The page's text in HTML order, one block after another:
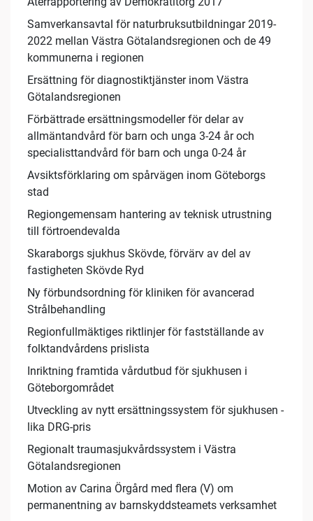
Samverkansavtal för naturbruksutbildningar 2019-
2022 mellan Västra Götalandsregionen och de 49
kommunerna i regionen
Ersättning för diagnostiktjänster inom Västra
Götalandsregionen
Förbättrade ersättningsmodeller för delar av
allmäntandvård för barn och unga 3-24 år och
specialisttandvård för barn och unga 0-24 år
Avsiktsförklaring om spårvägen inom Göteborgs
stad
Regiongemensam hantering av teknisk utrustning
till förtroendevalda
Skaraborgs sjukhus Skövde, förvärv av del av
fastigheten Skövde Ryd
Ny förbundsordning för kliniken för avancerad
Strålbehandling
Regionfullmäktiges riktlinjer för fastställande av
folktandvårdens prislista
Inriktning framtida vårdutbud för sjukhusen i
Göteborgområdet
Utveckling av nytt ersättningssystem för sjukhusen -
lika DRG-pris
Regionalt traumasjukvårdssystem i Västra
Götalandsregionen
Motion av Carina Örgård med flera (V) om
permanentning av barnskyddsteamets verksamhet